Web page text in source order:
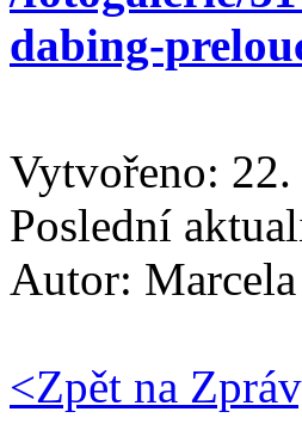
dabing-
Vytvořeno: 22.
Poslední
Autor:
<Zpět na